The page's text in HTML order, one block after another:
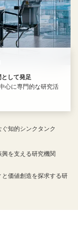
して発足
心に専門的な研究活
知的シンクタンク
を支える研究機関
価値創造を探求する研